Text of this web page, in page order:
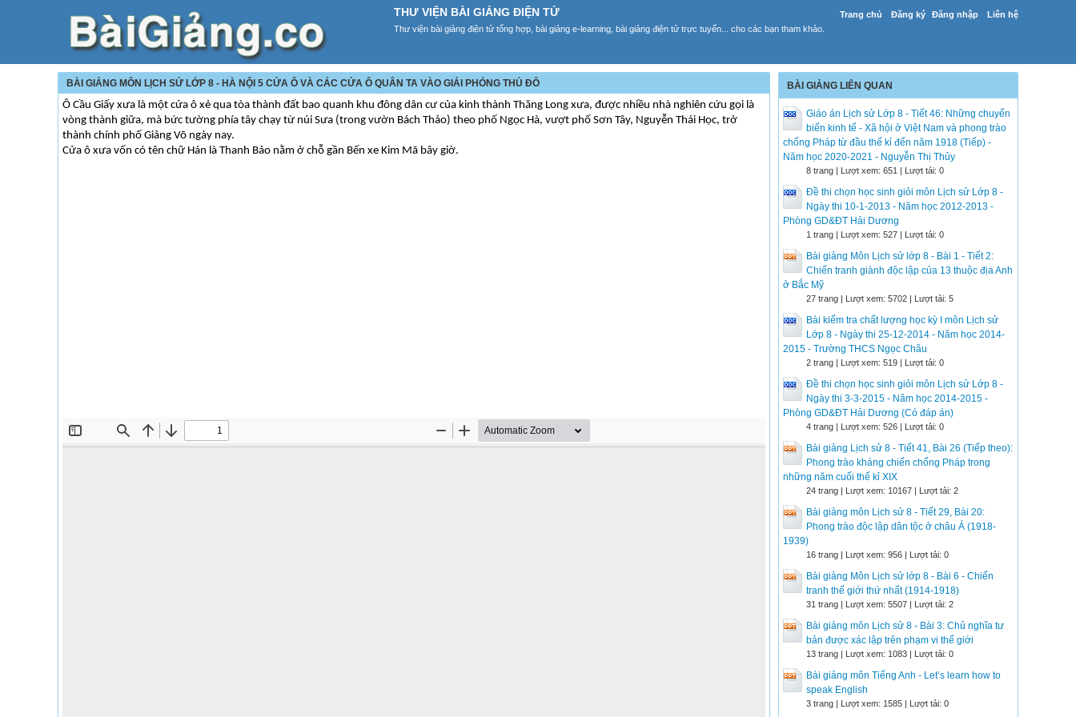
Trang chủ Đăng ký Đăng nhập Liên hệ
THƯ VIỆN BÀI GIẢNG ĐIỆN TỬ
Thư viện bài giảng điện tử tổng hợp, bài giảng e-learning, bài giảng điện tử trực tuyến... cho các bạn tham khảo.
BÀI GIẢNG MÔN LỊCH SỬ LỚP 8 - HÀ NỘI 5 CỬA Ô VÀ CÁC CỬA Ô QUÂN TA VÀO GIẢI PHÓNG THỦ ĐÔ
Ô Cầu Giấy xưa là một cửa ô xẻ qua tòa thành đất bao quanh khu đông dân cư của kinh thành Thăng Long xưa, được nhiều nhà nghiên cứu gọi là
vòng thành giữa, mà bức tường phía tây chạy từ núi Sưa (trong vườn Bách Thảo) theo phố Ngọc Hà, vượt phố Sơn Tây, Nguyễn Thái Học, trở
thành chính phố Giảng Võ ngày nay.
Cửa ô xưa vốn có tên chữ Hán là Thanh Bảo nằm ở chỗ gần Bến xe Kim Mã bây giờ.
BÀI GIẢNG LIÊN QUAN
Giáo án Lịch sử Lớp 8 - Tiết 46: Những chuyển
biến kinh tế - Xã hội ở Việt Nam và phong trào
chống Pháp từ đầu thế kỉ đến năm 1918 (Tiếp) -
Năm học 2020-2021 - Nguyễn Thị Thủy
8 trang | Lượt xem: 651 | Lượt tải: 0
Đề thi chọn học sinh giỏi môn Lịch sử Lớp 8 -
Ngày thi 10-1-2013 - Năm học 2012-2013 -
Phòng GD&ĐT Hải Dương
1 trang | Lượt xem: 527 | Lượt tải: 0
Bài giảng Môn Lịch sử lớp 8 - Bài 1 - Tiết 2:
Chiến tranh giành độc lập của 13 thuộc địa Anh
ở Bắc Mỹ
27 trang | Lượt xem: 5702 | Lượt tải: 5
Bài kiểm tra chất lượng học kỳ I môn Lịch sử
Lớp 8 - Ngày thi 25-12-2014 - Năm học 2014-
2015 - Trường THCS Ngọc Châu
2 trang | Lượt xem: 519 | Lượt tải: 0
Đề thi chọn học sinh giỏi môn Lịch sử Lớp 8 -
Ngày thi 3-3-2015 - Năm học 2014-2015 -
Phòng GD&ĐT Hải Dương (Có đáp án)
4 trang | Lượt xem: 526 | Lượt tải: 0
Bài giảng Lịch sử 8 - Tiết 41, Bài 26 (Tiếp theo):
Phong trào kháng chiến chống Pháp trong
những năm cuối thế kỉ XIX
24 trang | Lượt xem: 10167 | Lượt tải: 2
Bài giảng môn Lịch sử 8 - Tiết 29, Bài 20:
Phong trào độc lập dân tộc ở châu Á (1918-
1939)
16 trang | Lượt xem: 956 | Lượt tải: 0
Bài giảng Môn Lịch sử lớp 8 - Bài 6 - Chiến
tranh thế giới thứ nhất (1914-1918)
31 trang | Lượt xem: 5507 | Lượt tải: 2
Bài giảng môn Lịch sử 8 - Bài 3: Chủ nghĩa tư
bản được xác lập trên phạm vi thế giới
13 trang | Lượt xem: 1083 | Lượt tải: 0
Bài giảng môn Tiếng Anh - Let’s learn how to
speak English
3 trang | Lượt xem: 1585 | Lượt tải: 0